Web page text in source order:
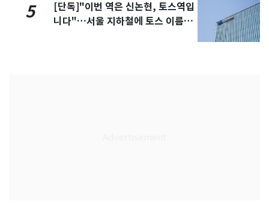
5
[단독]"이번 역은 신논현, 토스역입
니다"…서울 지하철에 토스 이름